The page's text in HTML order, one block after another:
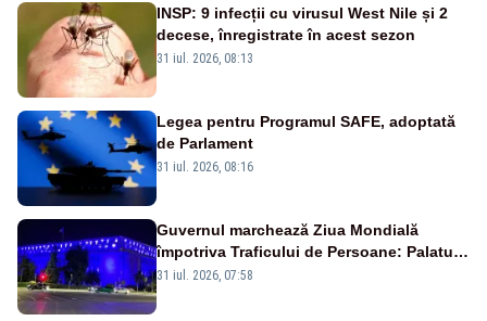
INSP: 9 infecții cu virusul West Nile și 2
decese, înregistrate în acest sezon
31 iul. 2026, 08:13
Legea pentru Programul SAFE, adoptată
de Parlament
31 iul. 2026, 08:16
Guvernul marchează Ziua Mondială
împotriva Traficului de Persoane: Palatul
Victoria, iluminat în albastru
31 iul. 2026, 07:58